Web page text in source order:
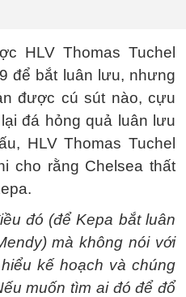
HLV Thomas Tuchel
để bắt luân lưu, nhưng
được cú sút nào, cựu
đá hỏng quả luân lưu
HLV Thomas Tuchel
cho rằng Chelsea thất
đó (để Kepa bắt luân
mà không nói với
kế hoạch và chúng
muốn tìm ai đó để đổ